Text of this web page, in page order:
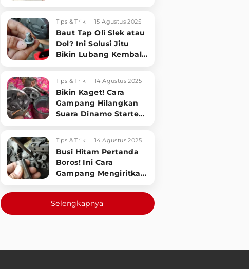
Tips & Trik 15 Agustus 2025
Baut Tap Oli Slek atau
Dol? Ini Solusi Jitu
Bikin Lubang Kembali
Tips & Trik 14 Agustus 2025
Bikin Kaget! Cara
Gampang Hilangkan
Suara Dinamo Starter
Dimatikan!
Tips & Trik 14 Agustus 2025
Busi Hitam Pertanda
Boros! Ini Cara
Gampang Mengiritkan
Lebih Irit!
Selengkapnya